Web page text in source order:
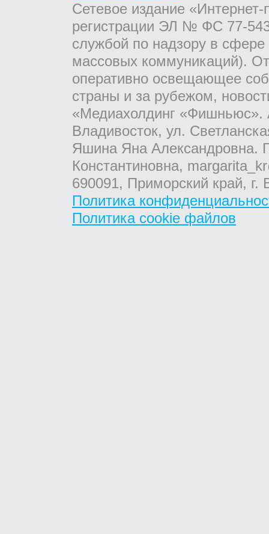
Сетевое издание
регистрации ЭЛ № ФС 77-
службой по надзору в
массовых коммуникаций).
оперативно освещающее
страны и за рубежом,
«Медиахолдинг «Фишньюс».
Владивосток, ул.
Яшина Яна Александровна.
Константиновна,
690091, Приморский край,
Политика
Политика cookie файлов